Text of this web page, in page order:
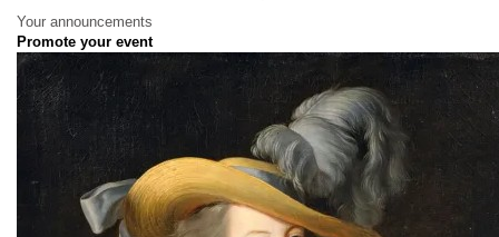
Your announcements
Promote your event